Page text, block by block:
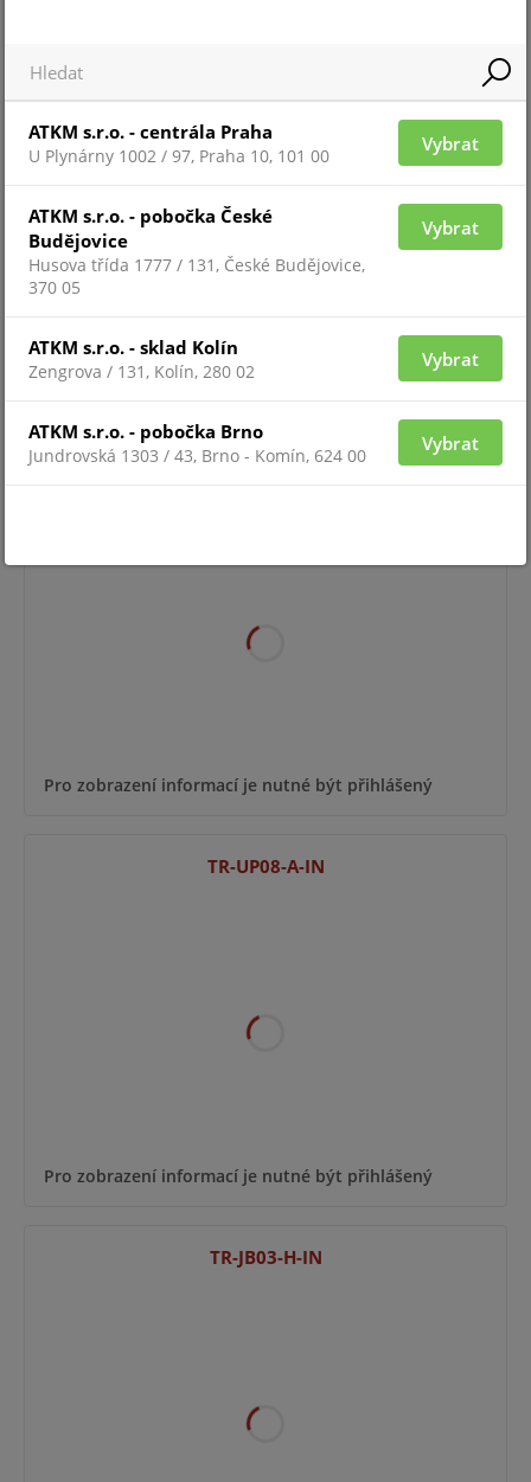
Pro zobrazení informací je nutné být přihlášený
TR-UP08-A-IN
Pro zobrazení informací je nutné být přihlášený
TR-JB03-H-IN
ATKM s.r.o. - centrála Praha
U Plynárny 1002 / 97, Praha 10, 101 00
Vybrat
ATKM s.r.o. - pobočka České
Budějovice
Husova třída 1777 / 131, České Budějovice,
370 05
Vybrat
ATKM s.r.o. - sklad Kolín
Zengrova / 131, Kolín, 280 02
Vybrat
ATKM s.r.o. - pobočka Brno
Jundrovská 1303 / 43, Brno - Komín, 624 00
Vybrat